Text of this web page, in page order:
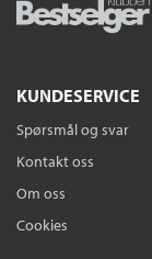
KUNDESERVICE
Spørsmål og svar
Kontakt oss
Om oss
Cookies